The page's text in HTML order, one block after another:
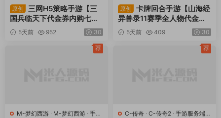
下· 手游服务端·页游服务端
原创
三网H5策略手游【三
国兵临天下代金券内购七合
修复版】Linux手工服务端
+管理后台+GM授权后台
+简易安卓客户端+视频架设
5天前 952 30
原创
卡牌回合手游【山海经
异兽录11赛季全人物代金券
内购版】Win一键服务端+授
权GM后台+管理后台+热更
修改工具+安卓+视频架设教
5天前 409 30
M-梦幻西游 · M-梦幻西游 · 手游
荐
C-传奇 · C-传奇2 · 手游服务端·
荐